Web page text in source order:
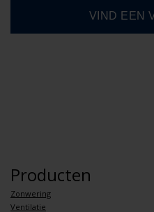
Producten
Zonwering
Ventilatie